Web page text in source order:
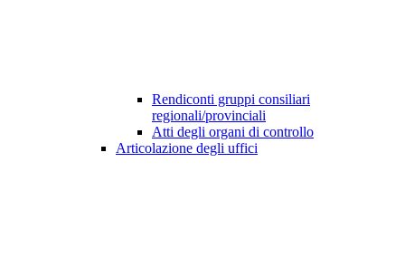
Rendiconti gruppi consiliari
regionali/provinciali
Atti degli organi di controllo
Articolazione degli uffici